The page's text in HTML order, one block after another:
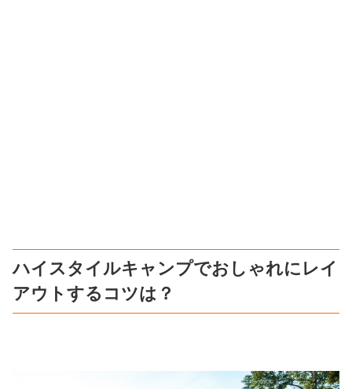
ハイスタイルキャンプでおしゃれにレイ
アウトするコツは？